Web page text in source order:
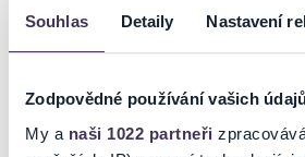
Souhlas Detaily Nastavení
Zodpovědné používání vašich
My a naši 1022 partneři
možné používať dáždniky, pretože